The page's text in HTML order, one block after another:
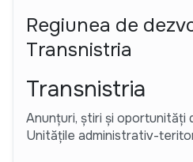
Regiunea de
Transnistria
Transnistria
Anunțuri, știri și
Unitățile administrativ-